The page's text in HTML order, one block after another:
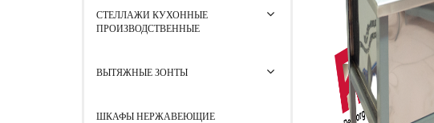
СТЕЛЛАЖИ КУХОННЫЕ
ПРОИЗВОДСТВЕННЫЕ
ВЫТЯЖНЫЕ ЗОНТЫ
ШКАФЫ НЕРЖАВЕЮЩИЕ